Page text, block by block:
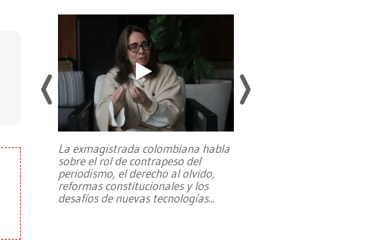
La exmagistrada colombiana habla
sobre el rol de contrapeso del
periodismo, el derecho al olvido,
reformas constitucionales y los
desafíos de nuevas tecnologías...